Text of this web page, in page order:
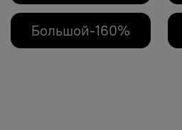
Большой-160%